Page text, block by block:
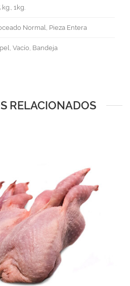
kg., 1kg.
Normal, Pieza Entera
Vacío, Bandeja
RELACIONADOS